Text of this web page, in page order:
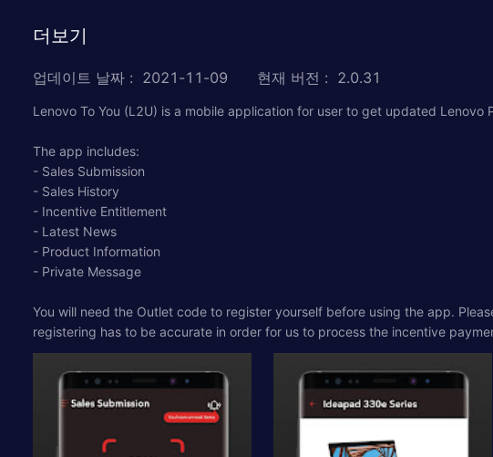
더보기
업데이트 날짜 : 2021-11-09 현재 버전 : 2.0.31
Lenovo To You (L2U) is a mobile application for user to get updated
The app includes:
- Sales Submission
- Sales History
- Incentive Entitlement
- Latest News
- Product Information
- Private Message
You will need the Outlet code to register yourself before using the app.
registering has to be accurate in order for us to process the incentive